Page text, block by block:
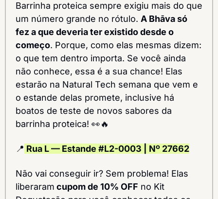
Barrinha proteica sempre exigiu mais do que
um número grande no rótulo. A Bhāva só
fez a que deveria ter existido desde o
começo. Porque, como elas mesmas dizem:
o que tem dentro importa. Se você ainda
não conhece, essa é a sua chance! Elas
estarão na Natural Tech semana que vem e
o estande delas promete, inclusive há
boatos de teste de novos sabores da
barrinha proteica! 👀🔥
📍 Rua L — Estande #L2-0003 | Nº 27662
Não vai conseguir ir? Sem problema! Elas
liberaram cupom de 10% OFF no Kit